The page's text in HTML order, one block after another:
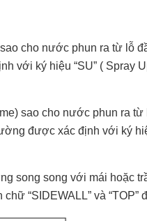
cho nước phun ra từ lỗ
với ký hiệu “SU” ( Spray
sao cho nước phun ra
được xác định với ký
song song với mái hoặc
“SIDEWALL” và “TOP”